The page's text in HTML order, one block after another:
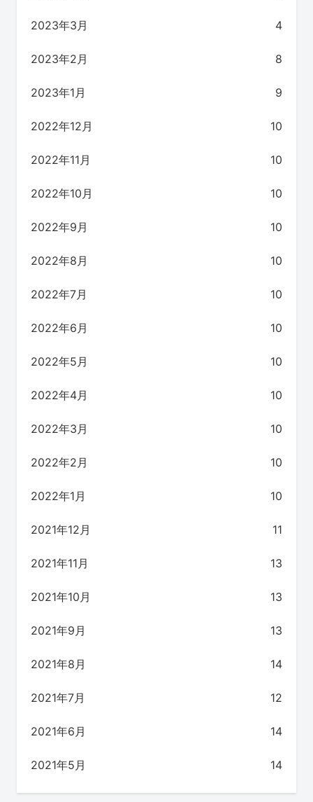
2023年3月 4
2023年2月 8
2023年1月 9
2022年12月 10
2022年11月 10
2022年10月 10
2022年9月 10
2022年8月 10
2022年7月 10
2022年6月 10
2022年5月 10
2022年4月 10
2022年3月 10
2022年2月 10
2022年1月 10
2021年12月 11
2021年11月 13
2021年10月 13
2021年9月 13
2021年8月 14
2021年7月 12
2021年6月 14
2021年5月 14